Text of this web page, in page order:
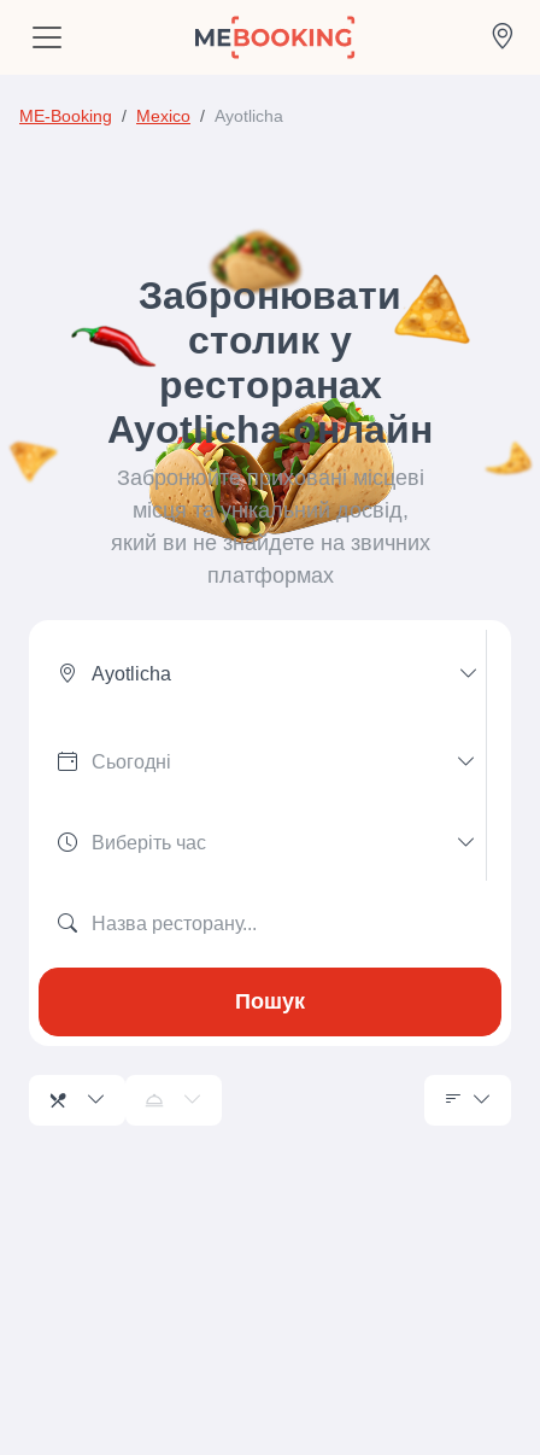
ME-Booking Mexico Ayotlicha
Забронювати
столик у
ресторанах
Ayotlicha онлайн
Забронюйте приховані місцеві
місця та унікальний досвід,
який ви не знайдете на звичних
платформах
Ayotlicha
Пошук